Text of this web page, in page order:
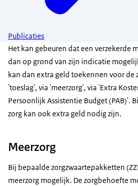
Publicaties
Het kan gebeuren dat een verzekerde
dan op grond van zijn indicatie
kan dan extra geld toekennen voor de
'toeslag', via 'meerzorg', via 'Extra
Persoonlijk Assistentie Budget (PAB)'.
zorg kan ook extra geld nodig zijn.
Meerzorg
Bij bepaalde zorgzwaartepakketten
meerzorg mogelijk. De zorgbehoefte